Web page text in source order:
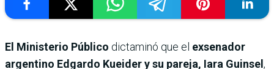
El Ministerio Público dictaminó que el exsenador
argentino Edgardo Kueider y su pareja, Iara Guinsel ,